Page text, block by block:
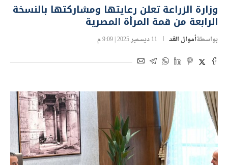
وزارة الزراعة تعلن رعايتها ومشاركتها بالنسخة
الرابعة من قمة المرأة المصرية
بواسطةأموال الغد 11 ديسمبر 2025 | 9:09 م